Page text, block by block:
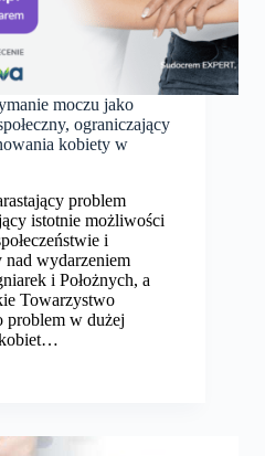
moczu jako
ograniczający
kobiety w
problem
istotnie możliwości
i
wydarzeniem
i Położnych, a
Towarzystwo
problem w dużej
kobiet…